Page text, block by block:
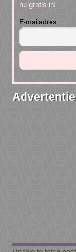
nu gratis in!
E-mailadres
Advertentie